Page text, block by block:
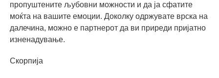
пропуштените љубовни можности и да ја сфатите
моќта на вашите емоции. Доколку одржувате врска на
далечина, можно е партнерот да ви приреди пријатно
изненадување.
Скорпија